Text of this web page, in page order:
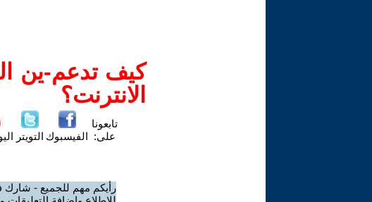
كيف تدعم-ين
الانترنت؟
تابعونا
على: الفيسبوك التويتر
رأيكم مهم للجميع - شارك